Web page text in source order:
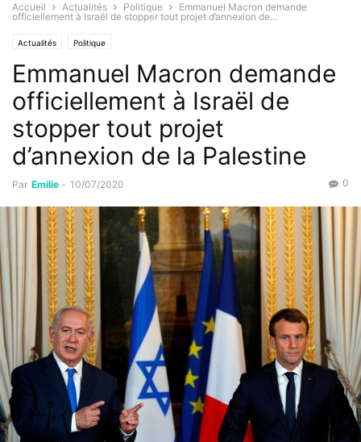
Accueil Actualités Politique
Emmanuel Macron demande
officiellement à Israël de stopper tout projet d’annexion de...
Actualités Politique
Emmanuel Macron demande
officiellement à Israël de
stopper tout projet
d’annexion de la Palestine
Par Emilie - 10/07/2020 0